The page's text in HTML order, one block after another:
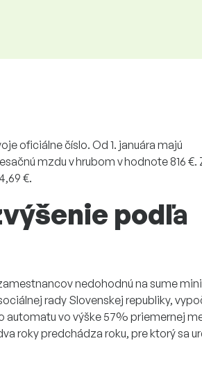
oficiálne číslo. Od 1. januára majú
mzdu v hrubom v hodnote 816 €.
€.
podľa
nedohodnú na sume
rady Slovenskej republiky,
automatu vo výške 57% priemernej
roky predchádza roku, pre ktorý sa